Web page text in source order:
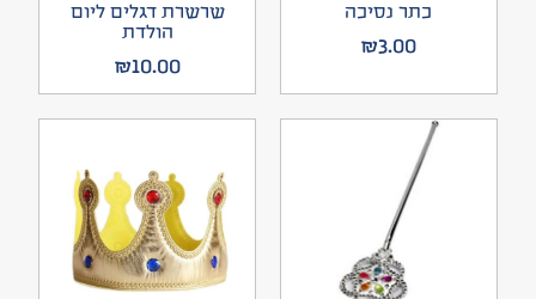
כתר נסיכה
₪3.00
שרשרת דגלים ליום
הולדת
₪10.00